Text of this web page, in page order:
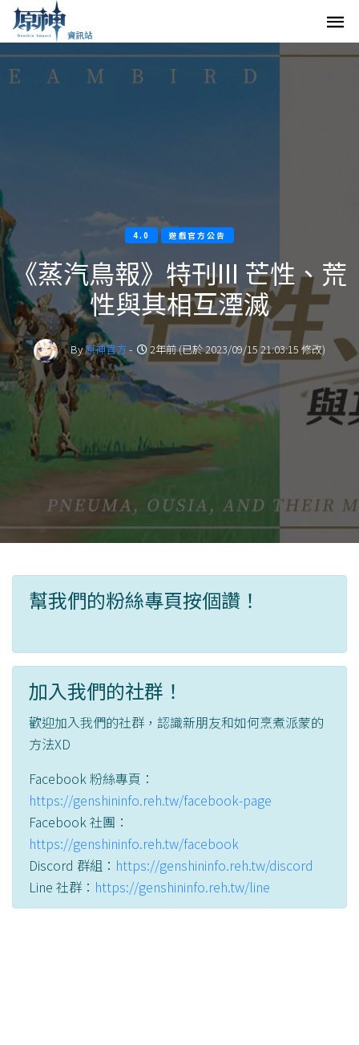
4.0 遊戲官方公告
《蒸汽鳥報》特刊III 芒性、荒
性與其相互湮滅
By原神官方- 2年前 (已於 2023/09/15 21:03:15 修改)
幫我們的粉絲專頁按個讚！
加入我們的社群！
歡迎加入我們的社群，認識新朋友和如何烹煮派蒙的
方法XD
Facebook 粉絲專頁：
https://genshininfo.reh.tw/facebook-page
Facebook 社團：
https://genshininfo.reh.tw/facebook
Discord 群組： https://genshininfo.reh.tw/discord
Line 社群： https://genshininfo.reh.tw/line